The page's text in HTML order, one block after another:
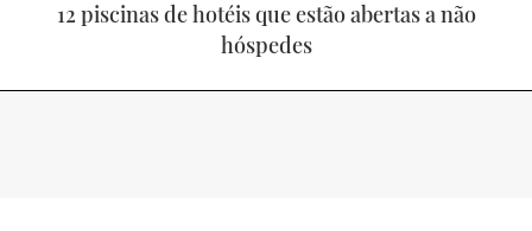
12 piscinas de hotéis que estão abertas a não
hóspedes